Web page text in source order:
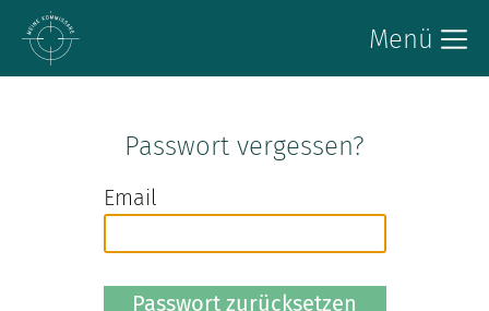
Menü
Passwort vergessen?
Email